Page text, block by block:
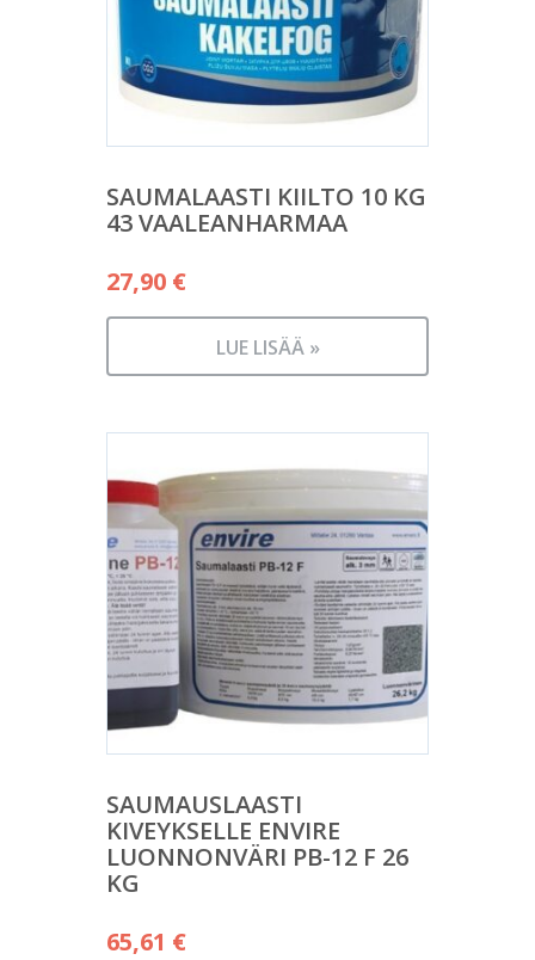
SAUMALAASTI KIILTO 10 KG
43 VAALEANHARMAA
27,90 €
LUE LISÄÄ »
SAUMAUSLAASTI
KIVEYKSELLE ENVIRE
LUONNONVÄRI PB-12 F 26
KG
65,61 €